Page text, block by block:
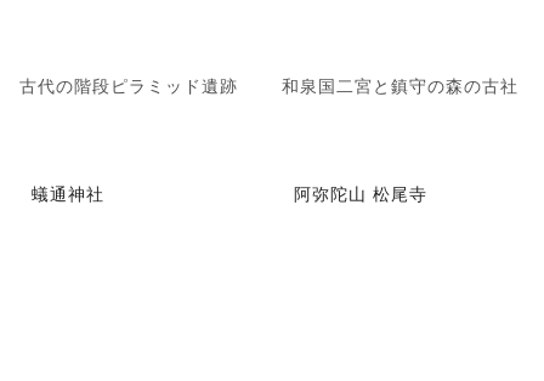
古代の階段ピラミッド遺跡 和泉国二宮と鎮守の森の古社
蟻通神社 阿弥陀山 松尾寺